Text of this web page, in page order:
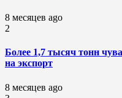
8 месяцев ago
2
Более 1,7 тысяч тонн
на экспорт
8 месяцев ago